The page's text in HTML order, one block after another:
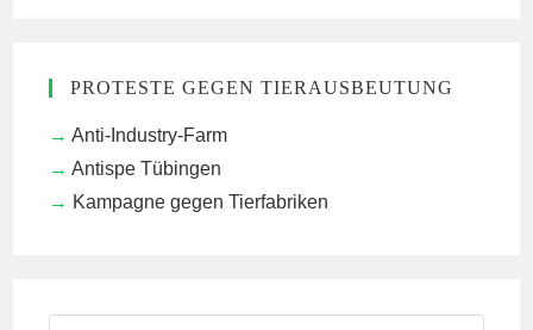
PROTESTE GEGEN TIERAUSBEUTUNG
Anti-Industry-Farm
Antispe Tübingen
Kampagne gegen Tierfabriken